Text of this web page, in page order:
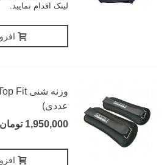
لینک اقدام نمایید.
عددی)
1,950,000 تومان